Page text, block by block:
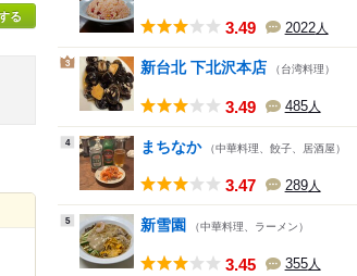
る
3.49 2022人
3 新台北 下北沢本店 （台湾料理）
3.49 485人
4 まちなか （中華料理、餃子、居酒屋）
3.47 289人
5 新雪園 （中華料理、ラーメン）
3.45 355人